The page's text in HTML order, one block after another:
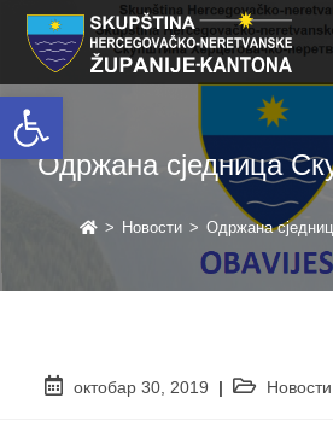
Open toolbar
Одржана сједница
> Новости > Одржана
октобар 30, 2019 Новости